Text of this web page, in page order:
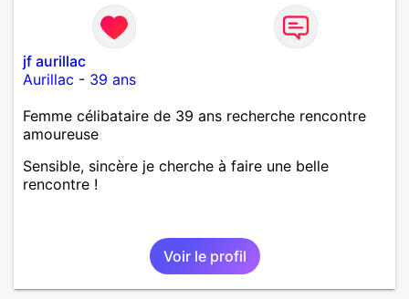
jf aurillac
Aurillac - 39 ans
Femme célibataire de 39 ans recherche rencontre
amoureuse
Sensible, sincère je cherche à faire une belle
rencontre !
Voir le profil